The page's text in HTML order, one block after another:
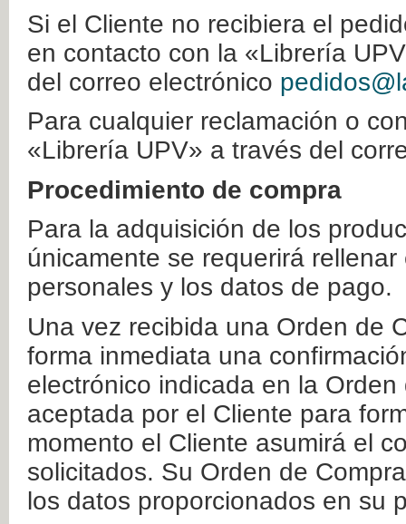
Si el Cliente no recibiera el
en contacto con la «Librería
del correo electrónico
Para cualquier reclamación o
«Librería UPV» a través del
Procedimiento de compra
Para la adquisición de los
únicamente se requerirá
personales y los datos de pago.
Una vez recibida una Orden de
forma inmediata una
electrónico indicada en la
aceptada por el Cliente para
momento el Cliente asumirá el
solicitados. Su Orden de
los datos proporcionados en su